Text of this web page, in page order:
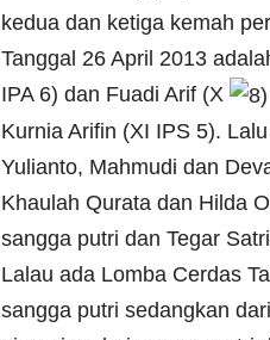
kedua dan ketiga kemah
Tanggal 26 April 2013
IPA 6) dan Fuadi Arif (X
Kurnia Arifin (XI IPS 5).
Yulianto, Mahmudi dan
Khaulah Qurata dan Hilda
sangga putri dan Tegar
Lalau ada Lomba Cerdas
sangga putri sedangkan